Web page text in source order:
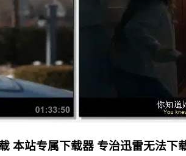
本站专属下载器 专治迅雷无法下